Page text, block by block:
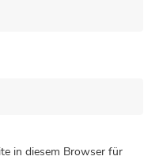
in diesem Browser für